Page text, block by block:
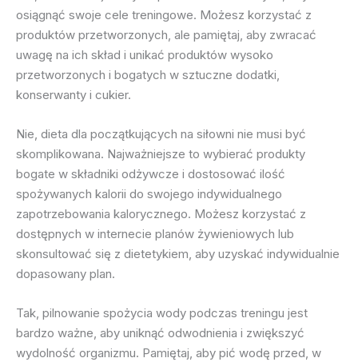
osiągnąć swoje cele treningowe. Możesz korzystać z
produktów przetworzonych, ale pamiętaj, aby zwracać
uwagę na ich skład i unikać produktów wysoko
przetworzonych i bogatych w sztuczne dodatki,
konserwanty i cukier.
Nie, dieta dla początkujących na siłowni nie musi być
skomplikowana. Najważniejsze to wybierać produkty
bogate w składniki odżywcze i dostosować ilość
spożywanych kalorii do swojego indywidualnego
zapotrzebowania kalorycznego. Możesz korzystać z
dostępnych w internecie planów żywieniowych lub
skonsultować się z dietetykiem, aby uzyskać indywidualnie
dopasowany plan.
Tak, pilnowanie spożycia wody podczas treningu jest
bardzo ważne, aby uniknąć odwodnienia i zwiększyć
wydolność organizmu. Pamiętaj, aby pić wodę przed, w